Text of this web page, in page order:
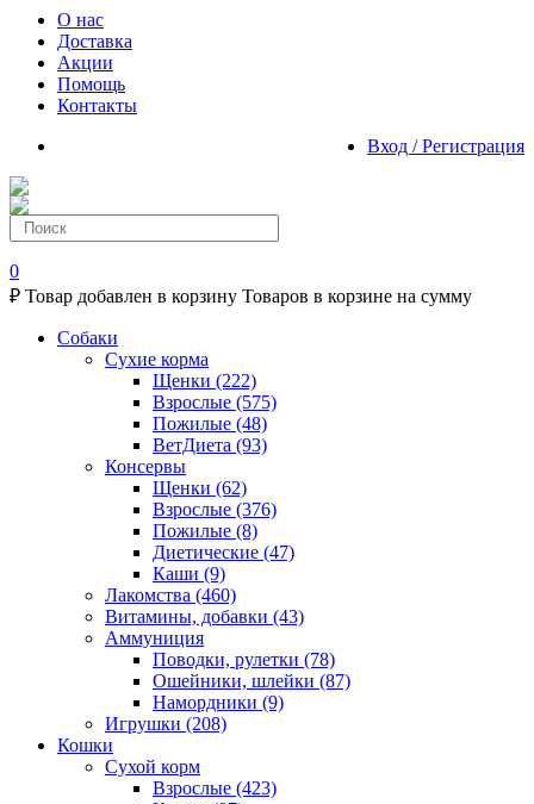
О нас
Доставка
Акции
Помощь
Контакты
Вход / Регистрация
0
₽ Товар добавлен в корзину Товаров в корзине на сумму
Собаки
Сухие корма
Щенки (222)
Взрослые (575)
Пожилые (48)
ВетДиета (93)
Консервы
Щенки (62)
Взрослые (376)
Пожилые (8)
Диетические (47)
Каши (9)
Лакомства (460)
Витамины, добавки (43)
Аммуниция
Поводки, рулетки (78)
Ошейники, шлейки (87)
Намордники (9)
Игрушки (208)
Кошки
Сухой корм
Взрослые (423)